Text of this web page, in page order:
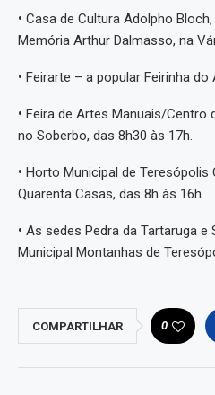
• Casa de Cultura Adolpho
Memória Arthur Dalmasso, na
• Feirarte – a popular Feirinha do
• Feira de Artes Manuais/Centro
no Soberbo, das 8h30 às 17h.
• Horto Municipal de Teresópolis
Quarenta Casas, das 8h às 16h.
• As sedes Pedra da Tartaruga e
Municipal Montanhas de
COMPARTILHAR 0